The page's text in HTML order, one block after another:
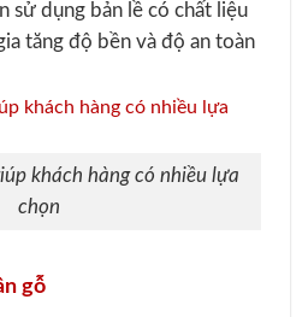
sử dụng bản lề có chất liệu
tăng độ bền và độ an toàn
khách hàng có nhiều lựa
chọn
gỗ